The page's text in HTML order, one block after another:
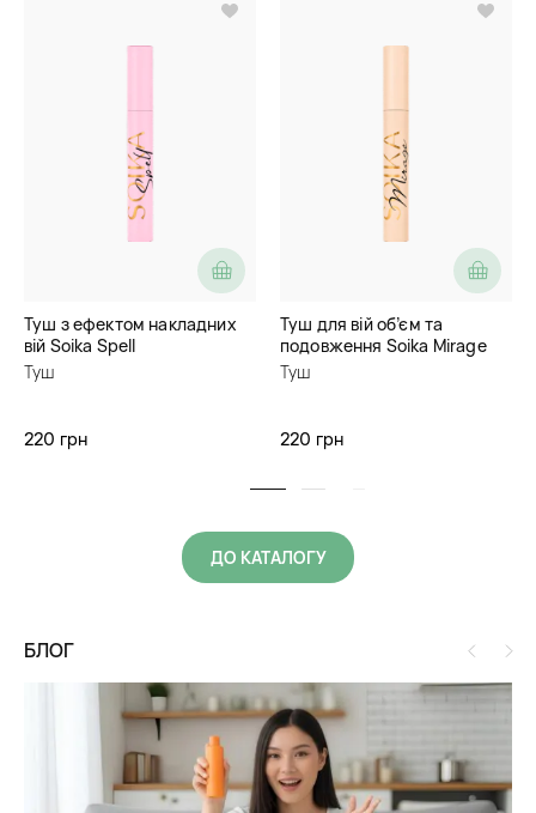
Туш з ефектом накладних
вій Soika Spell
Туш
220 грн
Туш для вій об’єм та
подовження Soika Mirage
Туш
220 грн
ДО КАТАЛОГУ
БЛОГ